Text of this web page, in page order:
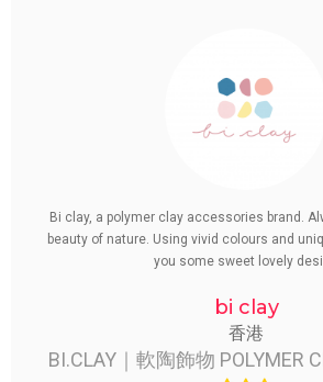
Bi clay, a polymer clay accessories brand.
beauty of nature. Using vivid colours and
you some sweet lovely
bi clay
香港
BI.CLAY｜軟陶飾物 POLYMER